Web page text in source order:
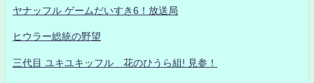
ヤナッフル ゲームだいすき6！放送局
ヒウラー総統の野望
三代目 ユキユキッフル 花のひうら組! 見参！